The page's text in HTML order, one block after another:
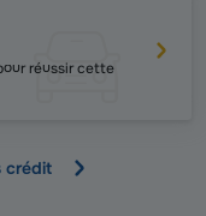
réussir cette
crédit